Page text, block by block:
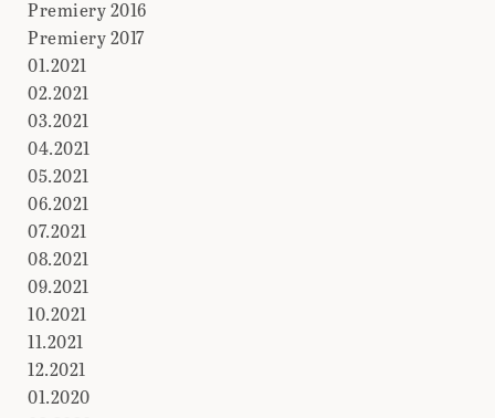
Premiery 2016
Premiery 2017
01.2021
02.2021
03.2021
04.2021
05.2021
06.2021
07.2021
08.2021
09.2021
10.2021
11.2021
12.2021
01.2020